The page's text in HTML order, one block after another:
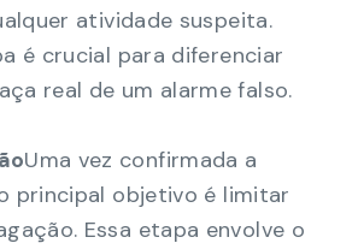
atividade suspeita.
é crucial para diferenciar
real de um alarme falso.
Uma vez confirmada a
principal objetivo é limitar
Essa etapa envolve o